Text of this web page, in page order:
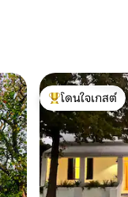
โดนใจเกสต์ที่สุด
โดนใจเกสต์